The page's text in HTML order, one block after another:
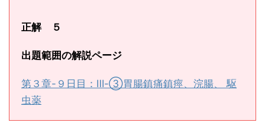
正解 ５
出題範囲の解説ページ
第３章-９日目：Ⅲ-③胃腸鎮痛鎮痙、浣腸、 駆
虫薬